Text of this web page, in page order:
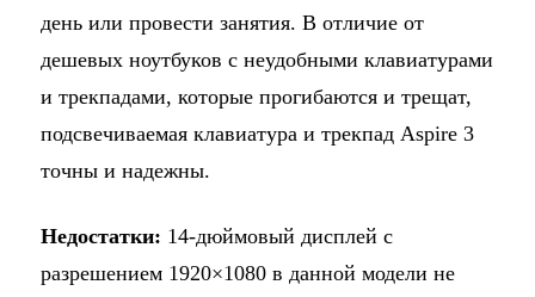
день или провести занятия. В отличие от
дешевых ноутбуков с неудобными клавиатурами
и трекпадами, которые прогибаются и трещат,
подсвечиваемая клавиатура и трекпад Aspire 3
точны и надежны.
Недостатки: 14-дюймовый дисплей с
разрешением 1920×1080 в данной модели не